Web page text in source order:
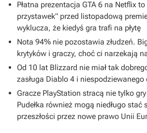
Płatna prezentacja GTA 6 na Netflix
przystawek” przed listopadową
wyklucza, że kiedyś gra trafi na płytę
Nota 94% nie pozostawia złudzeń.
krytyków i graczy, choć ci narzekają
Od 10 lat Blizzard nie miał tak
zasługa Diablo 4 i niespodziewanego
Gracze PlayStation stracą nie tylko gry
Pudełka również mogą niedługo stać
przeszłości przez nowe prawo Unii